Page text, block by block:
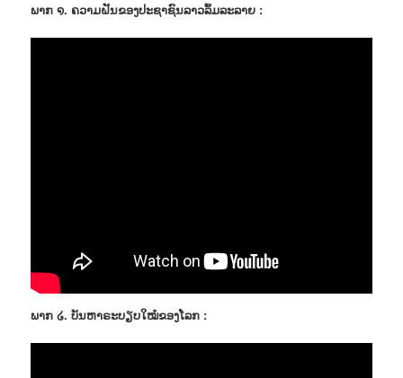
ພາກ ໑. ຄວາມຝັນຂອງປະຊາຊົນລາວລົ້ມລະລາຍ :
ພາກ ໒. ບັນຫາຣະບຽບໃໝ໋ຂອງໂລກ :